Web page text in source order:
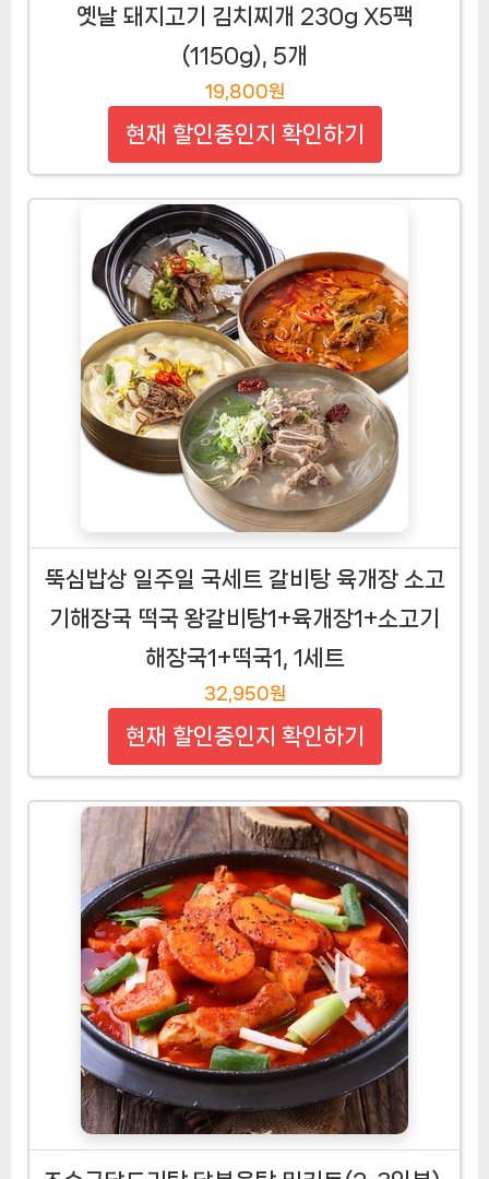
옛날 돼지고기 김치찌개 230g X5팩
(1150g), 5개
19,800원
현재 할인중인지 확인하기
뚝심밥상 일주일 국세트 갈비탕 육개장 소고
기해장국 떡국 왕갈비탕1+육개장1+소고기
해장국1+떡국1, 1세트
32,950원
현재 할인중인지 확인하기